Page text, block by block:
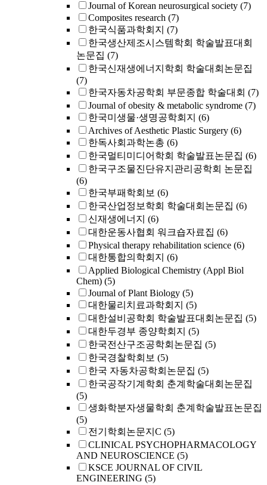
Journal of Korean neurosurgical society (7)
Composites research (7)
한국식품과학회지 (7)
한국생산제조시스템학회 학술발표대회
논문집 (7)
한국신재생에너지학회 학술대회논문집
(7)
한국자동차공학회 부문종합 학술대회 (7)
Journal of obesity & metabolic syndrome (7)
한국미생물·생명공학회지 (6)
Archives of Aesthetic Plastic Surgery (6)
한독사회과학논총 (6)
한국멀티미디어학회 학술발표논문집 (6)
한국구조물진단유지관리공학회 논문집
(6)
한국부패학회보 (6)
한국산업정보학회 학술대회논문집 (6)
신재생에너지 (6)
대한운동사협회 워크숍자료집 (6)
Physical therapy rehabilitation science (6)
대한통합의학회지 (6)
Applied Biological Chemistry (Appl Biol
Chem) (5)
Journal of Plant Biology (5)
대한물리치료과학회지 (5)
대한설비공학회 학술발표대회논문집 (5)
대한두경부 종양학회지 (5)
한국전산구조공학회논문집 (5)
한국경찰학회보 (5)
한국 자동차공학회논문집 (5)
한국공작기계학회 춘계학술대회논문집
(5)
생화학분자생물학회 춘계학술발표논문집
(5)
전기학회논문지C (5)
CLINICAL PSYCHOPHARMACOLOGY
AND NEUROSCIENCE (5)
KSCE JOURNAL OF CIVIL
ENGINEERING (5)